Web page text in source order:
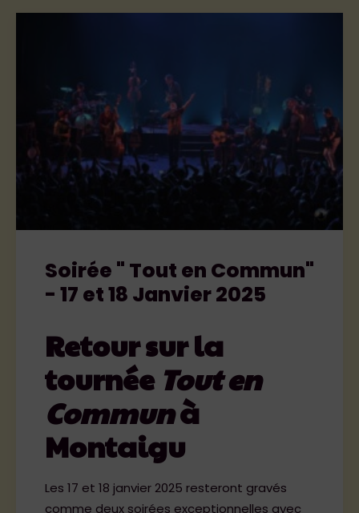
Soirée " Tout en Commun"
- 17 et 18 Janvier 2025
Retour sur la
tournée Tout en
Communà
Montaigu
Les 17 et 18 janvier 2025 resteront gravés
comme deux soirées exceptionnelles avec